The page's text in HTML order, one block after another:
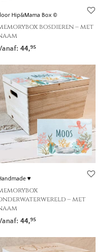
Hip&Mama Box ©
bosdieren – met
44,95
44,95.
♥
– met
44,95